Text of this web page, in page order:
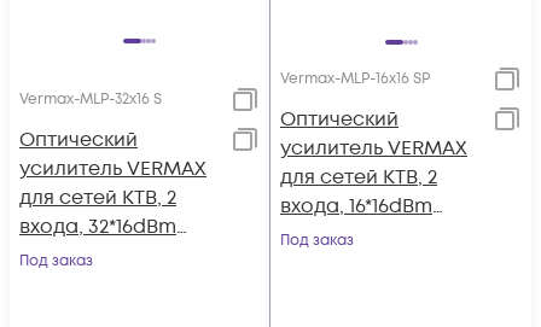
Vermax-MLP-32x16 S
Оптический
усилитель VERMAX
для сетей КТВ, 2
входа, 32*16dBm
выхода
Под заказ
Vermax-MLP-16x16 SP
Оптический
усилитель VERMAX
для сетей КТВ, 2
входа, 16*16dBm
выхода, WDM
Под заказ